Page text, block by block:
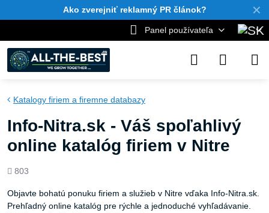
✕
Ako zverejniť reklamný PR článok?
Panel používateľa
Katalogy firiem a firemne databazy
Info-Nitra.sk - Váš spoľahlivý
online katalóg firiem v Nitre
Počet
803
Objavte bohatú ponuku firiem a služieb v Nitre vďaka Info-Nitra.sk.
Prehľadný online katalóg pre rýchle a jednoduché vyhľadávanie.